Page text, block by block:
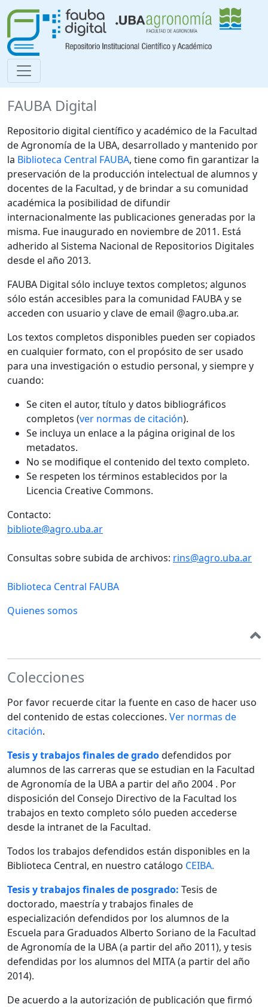
FAUBA Digital
Repositorio digital científico y académico de la Facultad
de Agronomía de la UBA, desarrollado y mantenido por
la Biblioteca Central FAUBA, tiene como fin garantizar la
preservación de la producción intelectual de alumnos y
docentes de la Facultad, y de brindar a su comunidad
académica la posibilidad de difundir
internacionalmente las publicaciones generadas por la
misma. Fue inaugurado en noviembre de 2011. Está
adherido al Sistema Nacional de Repositorios Digitales
desde el año 2013.
FAUBA Digital sólo incluye textos completos; algunos
sólo están accesibles para la comunidad FAUBA y se
acceden con usuario y clave de email @agro.uba.ar.
Los textos completos disponibles pueden ser copiados
en cualquier formato, con el propósito de ser usado
para una investigación o estudio personal, y siempre y
cuando:
Se citen el autor, título y datos bibliográficos
completos (ver normas de citación).
Se incluya un enlace a la página original de los
metadatos.
No se modifique el contenido del texto completo.
Se respeten los términos establecidos por la
Licencia Creative Commons.
Contacto:
bibliote@agro.uba.ar
Consultas sobre subida de archivos: rins@agro.uba.ar
Biblioteca Central FAUBA
Quienes somos
Colecciones
Por favor recuerde citar la fuente en caso de hacer uso
del contenido de estas colecciones. Ver normas de
citación.
Tesis y trabajos finales de gradodefendidos por
alumnos de las carreras que se estudian en la Facultad
de Agronomía de la UBA a partir del año 2004 . Por
disposición del Consejo Directivo de la Facultad los
trabajos en texto completo sólo pueden accederse
desde la intranet de la Facultad.
Todos los trabajos defendidos están disponibles en la
Biblioteca Central, en nuestro catálogo CEIBA.
Tesis y trabajos finales de posgrado: Tesis de
doctorado, maestría y trabajos finales de
especialización defendidos por los alumnos de la
Escuela para Graduados Alberto Soriano de la Facultad
de Agronomía de la UBA (a partir del año 2011), y tesis
defendidas por los alumnos del MITA (a partir del año
2014).
De acuerdo a la autorización de publicación que firmó